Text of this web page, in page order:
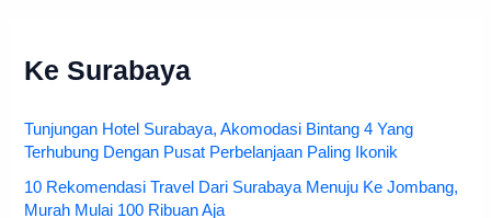
Ke Surabaya
Tunjungan Hotel Surabaya, Akomodasi Bintang 4 Yang
Terhubung Dengan Pusat Perbelanjaan Paling Ikonik
10 Rekomendasi Travel Dari Surabaya Menuju Ke Jombang,
Murah Mulai 100 Ribuan Aja